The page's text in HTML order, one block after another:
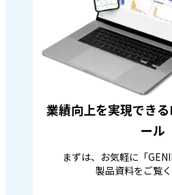
業績向上を実現でき
ール
まずは、お気軽に「
製品資料をご覧く